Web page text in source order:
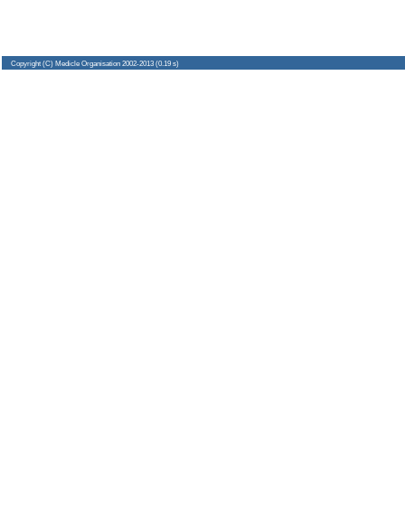
Copyright (C) Medicle Organisation 2002-2013 (0.19 s)